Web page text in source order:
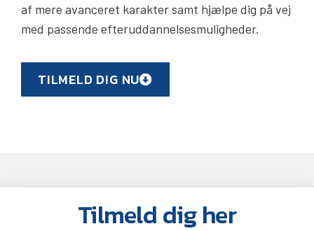
af mere avanceret karakter samt hjælpe dig på vej
med passende efteruddannelsesmuligheder.
TILMELD DIG NU
Tilmeld dig her